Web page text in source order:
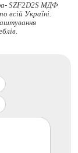
SZF2D2S МДФ
всій Україні.